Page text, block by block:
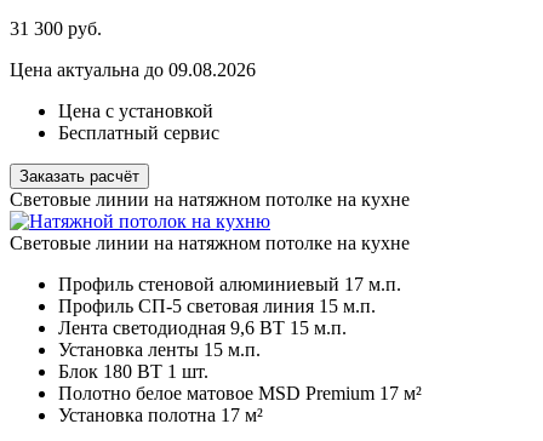
31 300 руб.
Цена актуальна до 09.08.2026
Цена с установкой
Бесплатный сервис
Заказать расчёт
Световые линии на натяжном потолке на кухне
Световые линии на натяжном потолке на кухне
Профиль стеновой алюминиевый 17 м.п.
Профиль СП-5 световая линия 15 м.п.
Лента светодиодная 9,6 ВТ 15 м.п.
Установка ленты 15 м.п.
Блок 180 ВТ 1 шт.
Полотно белое матовое MSD Premium 17 м²
Установка полотна 17 м²